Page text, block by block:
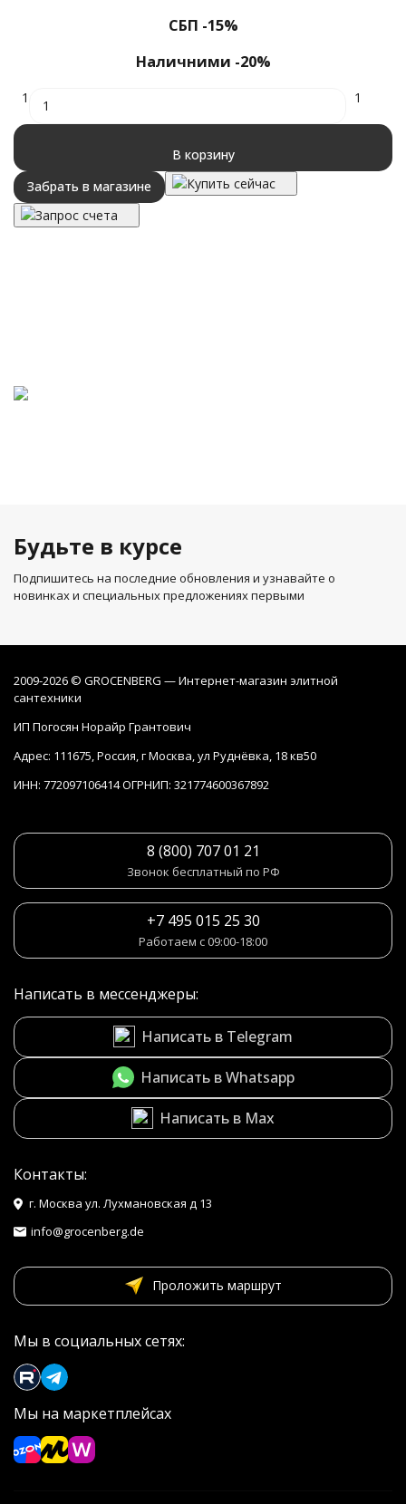
СБП -15%
Наличними -20%
1 1
В корзину
Забрать в магазине
Купить сейчас
Запрос счета
Будьте в курсе
Подпишитесь на последние обновления и узнавайте о
новинках и специальных предложениях первыми
2009-2026 © GROCENBERG — Интернет-магазин элитной
сантехники
ИП Погосян Норайр Грантович
Адрес: 111675, Россия, г Москва, ул Руднёвка, 18 кв50
ИНН: 772097106414 ОГРНИП: 321774600367892
8 (800) 707 01 21
Звонок бесплатный по РФ
+7 495 015 25 30
Работаем с 09:00-18:00
Написать в мессенджеры:
Написать в Telegram
Написать в Whatsapp
Написать в Max
Контакты:
г. Москва ул. Лухмановская д 13
info@grocenberg.de
Проложить маршрут
Мы в социальных сетях:
Мы на маркетплейсах